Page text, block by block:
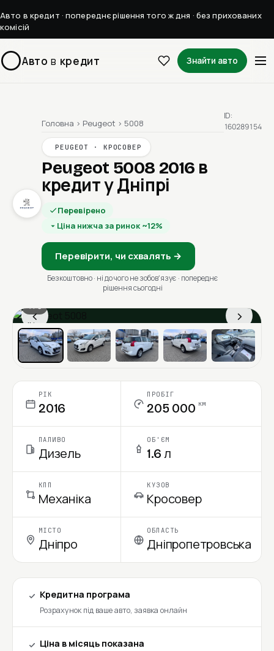
Авто в кредит · попереднє рішення того ж дня · без прихованих
комісій
Авто в кредит Знайти авто
Головна › Peugeot › 5008
PEUGEOT · КРОСОВЕР
Peugeot 5008 2016 в
кредит у Дніпрі
Перевірено
Ціна нижча за ринок ~12%
Перевірити, чи схвалять →
Безкоштовно · ні до чого не зобовʼязує · попереднє
рішення сьогодні
ID:
160289154
‹ ›
1 / 6
Ціна в місяць
РІК
2016
ПРОБІГ
205 000 км
ПАЛИВО
Дизель
ОБ'ЄМ
1.6 л
КПП
Механіка
КУЗОВ
Кросовер
МІСТО
Дніпро
ОБЛАСТЬ
Дніпропетровська
Кредитна програма
Розрахунок під ваше авто, заявка онлайн
Ціна в місяць показана